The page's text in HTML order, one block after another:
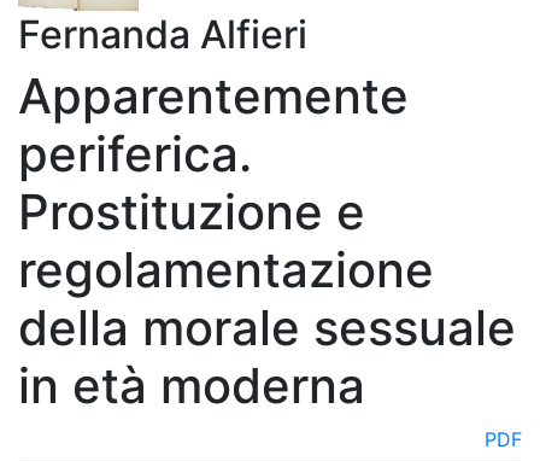
Fernanda Alfieri
Apparentemente
periferica.
Prostituzione e
regolamentazione
della morale sessuale
in età moderna
PDF